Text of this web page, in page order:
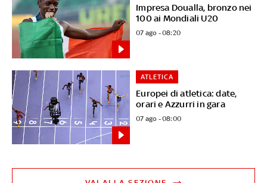
Impresa Doualla, bronzo nei
100 ai Mondiali U20
07 ago - 08:20
Europei di atletica: date,
orari e Azzurri in gara
ATLETICA
07 ago - 08:00